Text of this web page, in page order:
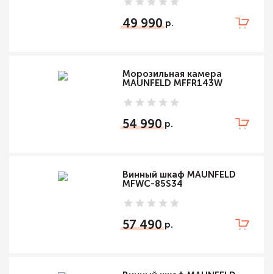
49 990
Морозильная камера
MAUNFELD MFFR143W
54 990
Винный шкаф MAUNFELD
MFWC-85S34
57 490